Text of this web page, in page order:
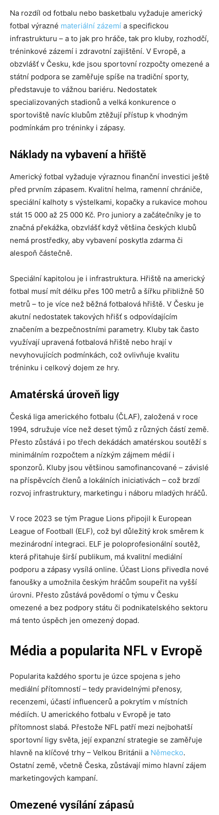
Na rozdíl od fotbalu nebo basketbalu vyžaduje americký
fotbal výrazné materiální zázemí a specifickou
infrastrukturu – a to jak pro hráče, tak pro kluby, rozhodčí,
tréninkové zázemí i zdravotní zajištění. V Evropě, a
obzvlášť v Česku, kde jsou sportovní rozpočty omezené a
státní podpora se zaměřuje spíše na tradiční sporty,
představuje to vážnou bariéru. Nedostatek
specializovaných stadionů a velká konkurence o
sportoviště navíc klubům ztěžují přístup k vhodným
podmínkám pro tréninky i zápasy.
Náklady na vybavení a hřiště
Americký fotbal vyžaduje výraznou finanční investici ještě
před prvním zápasem. Kvalitní helma, ramenní chrániče,
speciální kalhoty s výstelkami, kopačky a rukavice mohou
stát 15 000 až 25 000 Kč. Pro juniory a začátečníky je to
značná překážka, obzvlášť když většina českých klubů
nemá prostředky, aby vybavení poskytla zdarma či
alespoň částečně.
Speciální kapitolou je i infrastruktura. Hřiště na americký
fotbal musí mít délku přes 100 metrů a šířku přibližně 50
metrů – to je více než běžná fotbalová hřiště. V Česku je
akutní nedostatek takových hřišť s odpovídajícím
značením a bezpečnostními parametry. Kluby tak často
využívají upravená fotbalová hřiště nebo hrají v
nevyhovujících podmínkách, což ovlivňuje kvalitu
tréninku i celkový dojem ze hry.
Amatérská úroveň ligy
Česká liga amerického fotbalu (ČLAF), založená v roce
1994, sdružuje více než deset týmů z různých částí země.
Přesto zůstává i po třech dekádách amatérskou soutěží s
minimálním rozpočtem a nízkým zájmem médií i
sponzorů. Kluby jsou většinou samofinancované – závislé
na příspěvcích členů a lokálních iniciativách – což brzdí
rozvoj infrastruktury, marketingu i náboru mladých hráčů.
V roce 2023 se tým Prague Lions připojil k European
League of Football (ELF), což byl důležitý krok směrem k
mezinárodní integraci. ELF je poloprofesionální soutěž,
která přitahuje širší publikum, má kvalitní mediální
podporu a zápasy vysílá online. Účast Lions přivedla nové
fanoušky a umožnila českým hráčům soupeřit na vyšší
úrovni. Přesto zůstává povědomí o týmu v Česku
omezené a bez podpory státu či podnikatelského sektoru
má tento úspěch jen omezený dopad.
Média a popularita NFL v Evropě
Popularita každého sportu je úzce spojena s jeho
mediální přítomností – tedy pravidelnými přenosy,
recenzemi, účastí influencerů a pokrytím v místních
médiích. U amerického fotbalu v Evropě je tato
přítomnost slabá. Přestože NFL patří mezi nejbohatší
sportovní ligy světa, její expanzní strategie se zaměřuje
hlavně na klíčové trhy – Velkou Británii a Německo.
Ostatní země, včetně Česka, zůstávají mimo hlavní zájem
marketingových kampaní.
Omezené vysílání zápasů